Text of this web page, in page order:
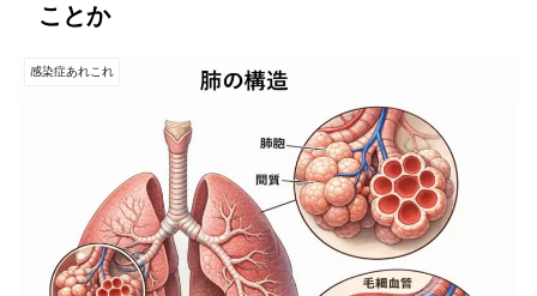
ことか
感染症あれこれ